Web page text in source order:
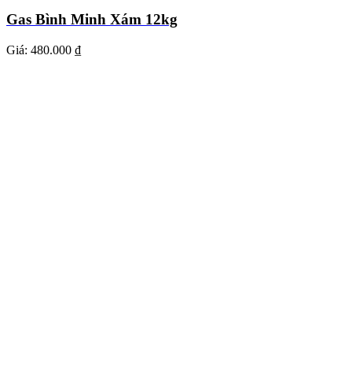
Gas Bình Minh Xám 12kg
Giá: 480.000 ₫